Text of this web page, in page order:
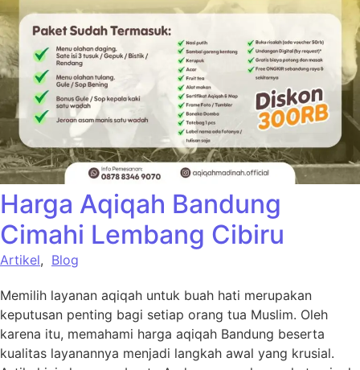
Harga Aqiqah Bandung
Cimahi Lembang Cibiru
Artikel, Blog
Memilih layanan aqiqah untuk buah hati merupakan
keputusan penting bagi setiap orang tua Muslim. Oleh
karena itu, memahami harga aqiqah Bandung beserta
kualitas layanannya menjadi langkah awal yang krusial.